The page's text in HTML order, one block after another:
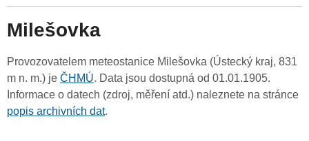
Milešovka
Provozovatelem meteostanice Milešovka (Ústecký kraj, 831
m n. m.) je ČHMÚ. Data jsou dostupná od 01.01.1905.
Informace o datech (zdroj, měření atd.) naleznete na stránce
popis archivních dat.